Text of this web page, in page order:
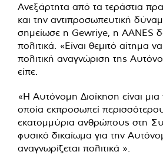
Ανεξάρτητα από τα τεράστια
και την αντιπροσωπευτική
σημείωσε η Gewriye, η AANES
πολιτικά. «Είναι θεμιτό αίτημα
πολιτική αναγνώριση της
είπε.
«Η Αυτόνομη Διοίκηση είναι
οποία εκπροσωπεί
εκατομμύρια ανθρώπους στη
φυσικό δικαίωμα για την
αναγνωρίζεται πολιτικά ».